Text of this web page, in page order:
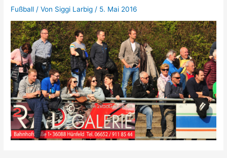
Fußball / Von Siggi Larbig / 5. Mai 2016